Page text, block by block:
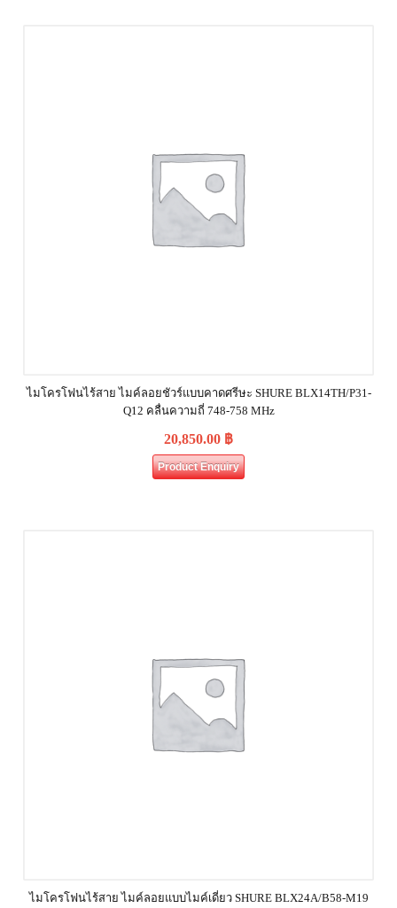
ไมโครโฟนไร้สาย ไมค์ลอยชัวร์แบบคาดศรีษะ SHURE BLX14TH/P31-
Q12 คลื่นความถี่ 748-758 MHz
20,850.00 ฿
Product Enquiry
ไมโครโฟนไร้สาย ไมค์ลอยแบบไมค์เดี่ยว SHURE BLX24A/B58-M19